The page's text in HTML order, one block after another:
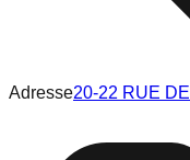
Adresse20-22 RUE